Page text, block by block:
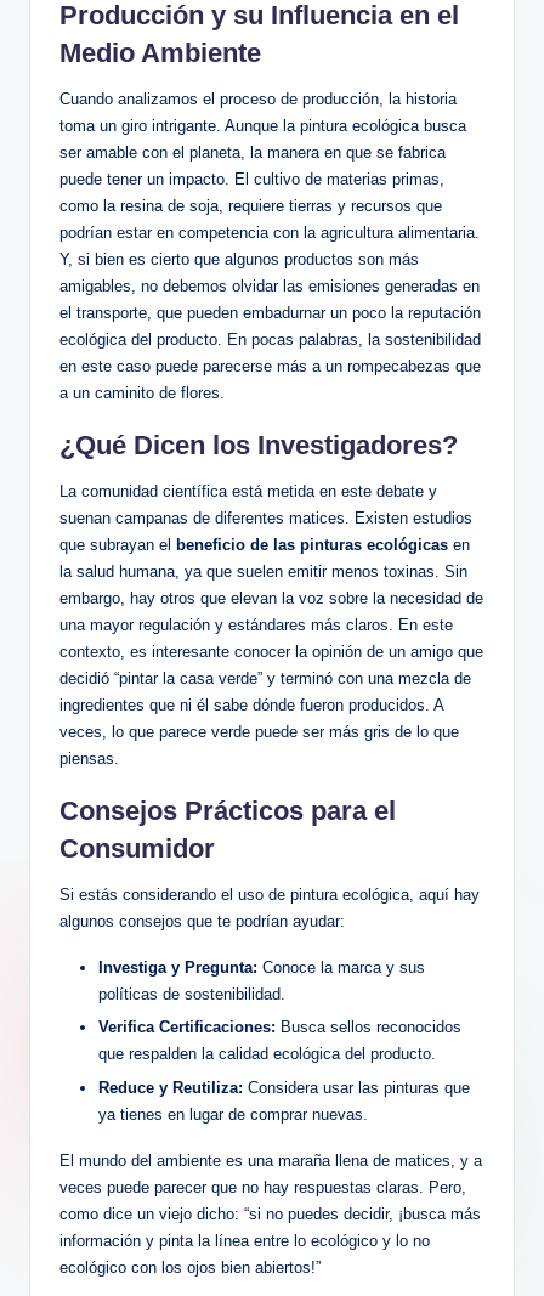
Producción y su Influencia en el
Medio Ambiente
Cuando analizamos el proceso de producción, la historia
toma un giro intrigante. Aunque la pintura ecológica busca
ser amable con el planeta, la manera en que se fabrica
puede tener un impacto. El cultivo de materias primas,
como la resina de soja, requiere tierras y recursos que
podrían estar en competencia con la agricultura alimentaria.
Y, si bien es cierto que algunos productos son más
amigables, no debemos olvidar las emisiones generadas en
el transporte, que pueden embadurnar un poco la reputación
ecológica del producto. En pocas palabras, la sostenibilidad
en este caso puede parecerse más a un rompecabezas que
a un caminito de flores.
¿Qué Dicen los Investigadores?
La comunidad científica está metida en este debate y
suenan campanas de diferentes matices. Existen estudios
que subrayan el beneficio de las pinturas ecológicas en
la salud humana, ya que suelen emitir menos toxinas. Sin
embargo, hay otros que elevan la voz sobre la necesidad de
una mayor regulación y estándares más claros. En este
contexto, es interesante conocer la opinión de un amigo que
decidió “pintar la casa verde” y terminó con una mezcla de
ingredientes que ni él sabe dónde fueron producidos. A
veces, lo que parece verde puede ser más gris de lo que
piensas.
Consejos Prácticos para el
Consumidor
Si estás considerando el uso de pintura ecológica, aquí hay
algunos consejos que te podrían ayudar:
Investiga y Pregunta: Conoce la marca y sus
políticas de sostenibilidad.
Verifica Certificaciones: Busca sellos reconocidos
que respalden la calidad ecológica del producto.
Reduce y Reutiliza: Considera usar las pinturas que
ya tienes en lugar de comprar nuevas.
El mundo del ambiente es una maraña llena de matices, y a
veces puede parecer que no hay respuestas claras. Pero,
como dice un viejo dicho: “si no puedes decidir, ¡busca más
información y pinta la línea entre lo ecológico y lo no
ecológico con los ojos bien abiertos!”